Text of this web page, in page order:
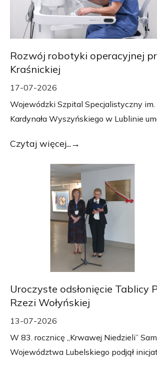
Rozwój robotyki operacyjnej
Kraśnickiej
17-07-2026
Wojewódzki Szpital Specjalistyczny
Kardynała Wyszyńskiego w Lublinie
Czytaj więcej...
Uroczyste odsłonięcie Tablicy
Rzezi Wołyńskiej
13-07-2026
W 83. rocznicę „Krwawej Niedzieli”
Województwa Lubelskiego podjął